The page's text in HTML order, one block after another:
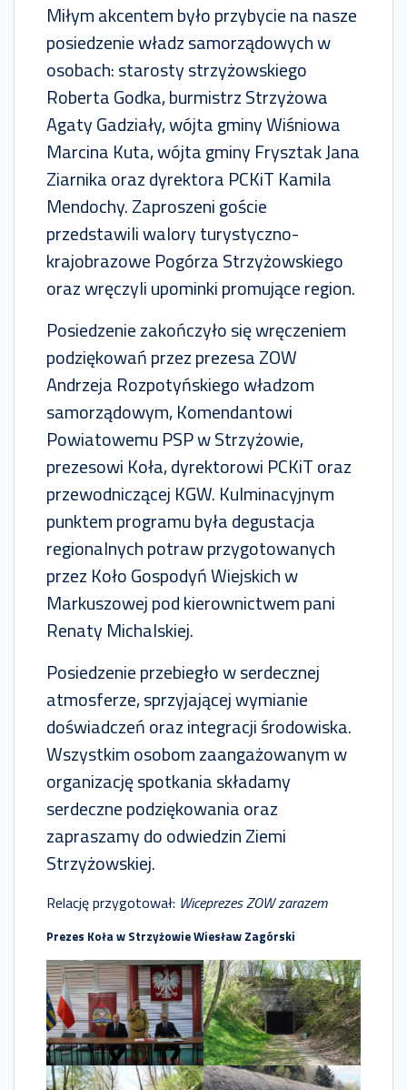
Miłym akcentem było przybycie na nasze
posiedzenie władz samorządowych w
osobach: starosty strzyżowskiego
Roberta Godka, burmistrz Strzyżowa
Agaty Gadziały, wójta gminy Wiśniowa
Marcina Kuta, wójta gminy Frysztak Jana
Ziarnika oraz dyrektora PCKiT Kamila
Mendochy. Zaproszeni goście
przedstawili walory turystyczno-
krajobrazowe Pogórza Strzyżowskiego
oraz wręczyli upominki promujące region.
Posiedzenie zakończyło się wręczeniem
podziękowań przez prezesa ZOW
Andrzeja Rozpotyńskiego władzom
samorządowym, Komendantowi
Powiatowemu PSP w Strzyżowie,
prezesowi Koła, dyrektorowi PCKiT oraz
przewodniczącej KGW. Kulminacyjnym
punktem programu była degustacja
regionalnych potraw przygotowanych
przez Koło Gospodyń Wiejskich w
Markuszowej pod kierownictwem pani
Renaty Michalskiej.
Posiedzenie przebiegło w serdecznej
atmosferze, sprzyjającej wymianie
doświadczeń oraz integracji środowiska.
Wszystkim osobom zaangażowanym w
organizację spotkania składamy
serdeczne podziękowania oraz
zapraszamy do odwiedzin Ziemi
Strzyżowskiej.
Relację przygotował: Wiceprezes ZOW zarazem
Prezes Koła w Strzyżowie Wiesław Zagórski